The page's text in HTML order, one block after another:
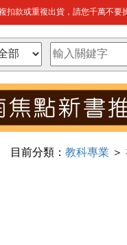
扣款或重複出貨，請您千萬不要
目前分類： 教科專業 ＞